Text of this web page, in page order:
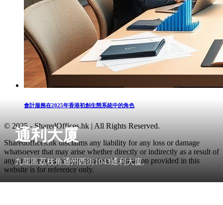
通利大厦
九龍區荔枝角通州西街1043通利大廈,
會計服務在2025年香港初創生態系統中的角色
© 2025 - SharedOffices.hk | All Rights Reserved.
Sharedoffices.hk disclaims any liability for any loss or damage
whatsoever that may arise whether directly or indirectly as a result of
any error, inaccuracy or omission. Information provided in this
website is for reference only.